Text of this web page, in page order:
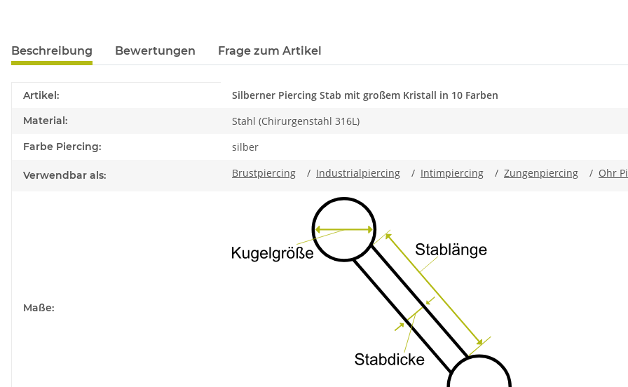
Beschreibung Bewertungen Frage zum Artikel
Produkteigenschaft
Wert
Artikel: Silberner Piercing Stab mit großem Kristall in 10 Farben
Material: Stahl (Chirurgenstahl 316L)
Farbe Piercing: silber
Verwendbar als: Brustpiercing / Industrialpiercing / Intimpiercing / Zungenpiercing / Ohr
Maße: